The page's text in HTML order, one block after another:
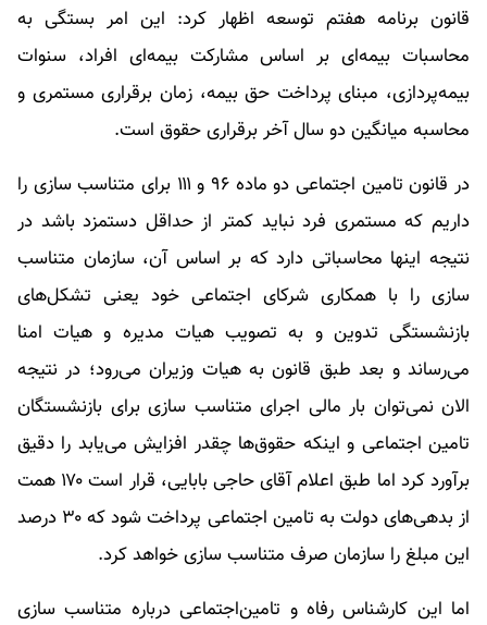
قانون برنامه هفتم توسعه اظهار کرد: این امر بستگی به
محاسبات بیمه‌ای بر اساس مشارکت بیمه‌ای افراد، سنوات
بیمه‌پردازی، مبنای پرداخت حق بیمه، زمان برقراری مستمری و
محاسبه میانگین دو سال آخر برقراری حقوق است.
در قانون تامین اجتماعی دو ماده ۹۶ و ۱۱۱ برای متناسب سازی را
داریم که مستمری فرد نباید کمتر از حداقل دستمزد باشد در
نتیجه اینها محاسباتی دارد که بر اساس آن، سازمان متناسب
سازی را با همکاری شرکای اجتماعی خود یعنی تشکل‌های
بازنشستگی تدوین و به تصویب هیات مدیره و هیات امنا
می‌رساند و بعد طبق قانون به هیات وزیران می‌رود؛ در نتیجه
الان نمی‌توان بار مالی اجرای متناسب سازی برای بازنشستگان
تامین اجتماعی و اینکه حقوق‌ها چقدر افزایش می‌یابد را دقیق
برآورد کرد اما طبق اعلام آقای حاجی بابایی، قرار است ۱۷۰ همت
از بدهی‌های دولت به تامین اجتماعی پرداخت شود که ۳۰ درصد
این مبلغ را سازمان صرف متناسب سازی خواهد کرد.
اما این کارشناس رفاه و تامین‌اجتماعی درباره متناسب سازی